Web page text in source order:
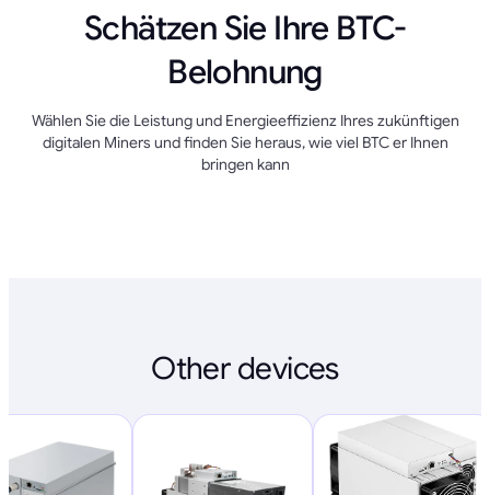
Schätzen Sie Ihre BTC-
Belohnung
Wählen Sie die Leistung und Energieeffizienz Ihres zukünftigen
digitalen Miners und finden Sie heraus, wie viel BTC er Ihnen
bringen kann
Other devices